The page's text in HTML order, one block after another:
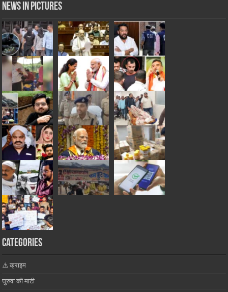
News in Pictures
Categories
⚠️ क्राइम
घुरुवा की माटी